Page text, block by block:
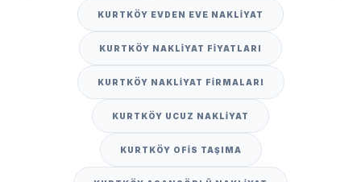
KURTKÖY EVDEN EVE NAKLIYAT
KURTKÖY NAKLIYAT FIYATLARI
KURTKÖY NAKLIYAT FIRMALARI
KURTKÖY UCUZ NAKLIYAT
KURTKÖY OFIS TAŞIMA